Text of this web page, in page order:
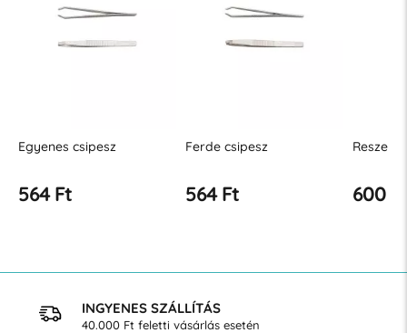
Egyenes csipesz
564 Ft
Ferde csipesz
564 Ft
Reszelő
600 Ft
INGYENES SZÁLLÍTÁS
40.000 Ft feletti vásárlás esetén